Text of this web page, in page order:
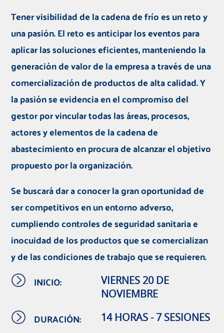
Tener visibilidad de la cadena de frío es un reto y
una pasión. El reto es anticipar los eventos para
aplicar las soluciones eficientes, manteniendo la
generación de valor de la empresa a través de una
comercialización de productos de alta calidad. Y
la pasión se evidencia en el compromiso del
gestor por vincular todas las áreas, procesos,
actores y elementos de la cadena de
abastecimiento en procura de alcanzar el objetivo
propuesto por la organización.
Se buscará dar a conocer la gran oportunidad de
ser competitivos en un entorno adverso,
cumpliendo controles de seguridad sanitaria e
inocuidad de los productos que se comercializan
y de las condiciones de trabajo que se requieren.
INICIO:
VIERNES 20 DE
NOVIEMBRE
DURACIÓN: 14 HORAS - 7 SESIONES